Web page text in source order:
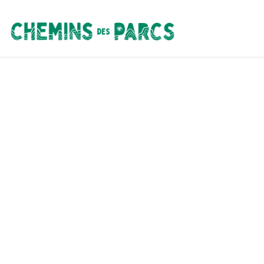
Chemins des Parcs